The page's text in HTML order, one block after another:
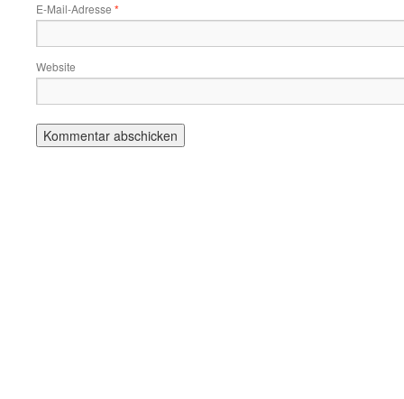
E-Mail-Adresse *
Website